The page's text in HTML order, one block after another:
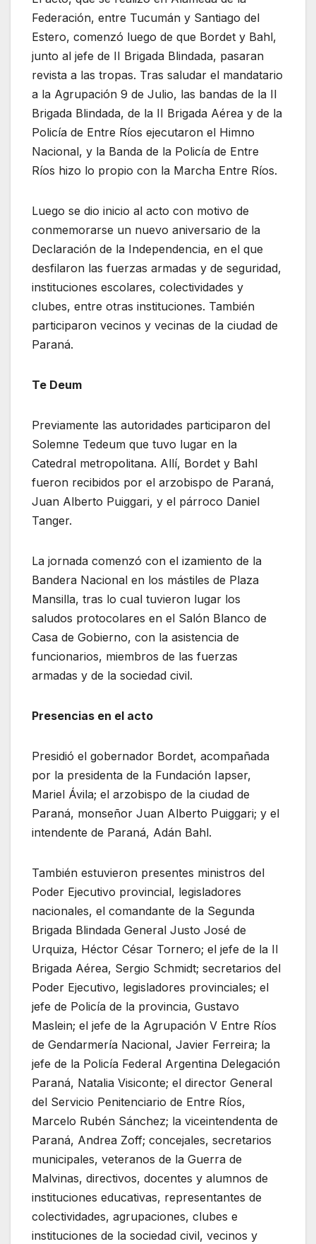
Federación, entre Tucumán y Santiago del
Estero, comenzó luego de que Bordet y Bahl,
junto al jefe de II Brigada Blindada, pasaran
revista a las tropas. Tras saludar el mandatario
a la Agrupación 9 de Julio, las bandas de la II
Brigada Blindada, de la II Brigada Aérea y de la
Policía de Entre Ríos ejecutaron el Himno
Nacional, y la Banda de la Policía de Entre
Ríos hizo lo propio con la Marcha Entre Ríos.
Luego se dio inicio al acto con motivo de
conmemorarse un nuevo aniversario de la
Declaración de la Independencia, en el que
desfilaron las fuerzas armadas y de seguridad,
instituciones escolares, colectividades y
clubes, entre otras instituciones. También
participaron vecinos y vecinas de la ciudad de
Paraná.
Te Deum
Previamente las autoridades participaron del
Solemne Tedeum que tuvo lugar en la
Catedral metropolitana. Allí, Bordet y Bahl
fueron recibidos por el arzobispo de Paraná,
Juan Alberto Puiggari, y el párroco Daniel
Tanger.
La jornada comenzó con el izamiento de la
Bandera Nacional en los mástiles de Plaza
Mansilla, tras lo cual tuvieron lugar los
saludos protocolares en el Salón Blanco de
Casa de Gobierno, con la asistencia de
funcionarios, miembros de las fuerzas
armadas y de la sociedad civil.
Presencias en el acto
Presidió el gobernador Bordet, acompañada
por la presidenta de la Fundación Iapser,
Mariel Ávila; el arzobispo de la ciudad de
Paraná, monseñor Juan Alberto Puiggari; y el
intendente de Paraná, Adán Bahl.
También estuvieron presentes ministros del
Poder Ejecutivo provincial, legisladores
nacionales, el comandante de la Segunda
Brigada Blindada General Justo José de
Urquiza, Héctor César Tornero; el jefe de la II
Brigada Aérea, Sergio Schmidt; secretarios del
Poder Ejecutivo, legisladores provinciales; el
jefe de Policía de la provincia, Gustavo
Maslein; el jefe de la Agrupación V Entre Ríos
de Gendarmería Nacional, Javier Ferreira; la
jefe de la Policía Federal Argentina Delegación
Paraná, Natalia Visiconte; el director General
del Servicio Penitenciario de Entre Ríos,
Marcelo Rubén Sánchez; la viceintendenta de
Paraná, Andrea Zoff; concejales, secretarios
municipales, veteranos de la Guerra de
Malvinas, directivos, docentes y alumnos de
instituciones educativas, representantes de
colectividades, agrupaciones, clubes e
instituciones de la sociedad civil, vecinos y